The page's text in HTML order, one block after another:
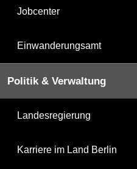
Jobcenter
Einwanderungsamt
Politik & Verwaltung
Landesregierung
Karriere im Land Berlin